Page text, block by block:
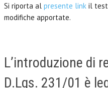
Si riporta al presente link il
modifiche apportate.
L’introduzione di
D.Lgs. 231/01 è